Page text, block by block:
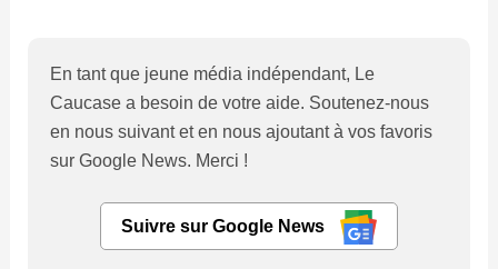
En tant que jeune média indépendant, Le
Caucase a besoin de votre aide. Soutenez-nous
en nous suivant et en nous ajoutant à vos favoris
sur Google News. Merci !
Suivre sur Google News